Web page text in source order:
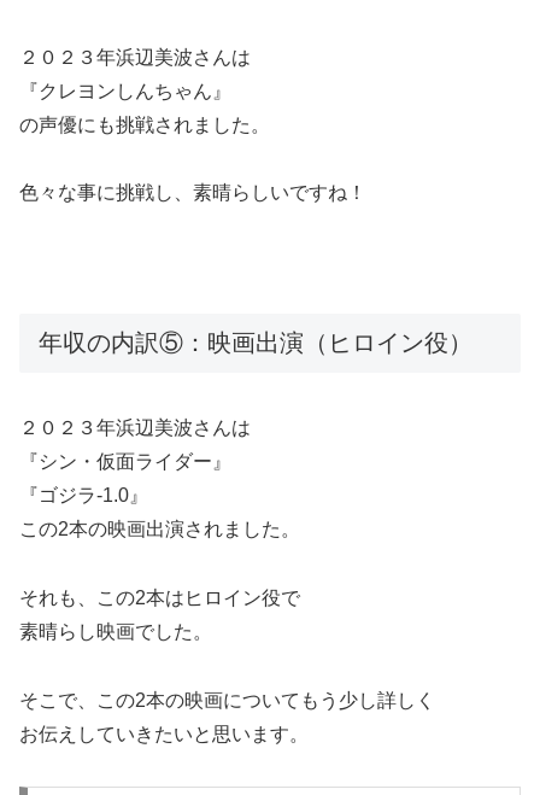
２０２３年浜辺美波さんは
『クレヨンしんちゃん』
の声優にも挑戦されました。
色々な事に挑戦し、素晴らしいですね！
年収の内訳⑤：映画出演（ヒロイン役）
２０２３年浜辺美波さんは
『シン・仮面ライダー』
『ゴジラ-1.0』
この2本の映画出演されました。
それも、この2本はヒロイン役で
素晴らし映画でした。
そこで、この2本の映画についてもう少し詳しく
お伝えしていきたいと思います。